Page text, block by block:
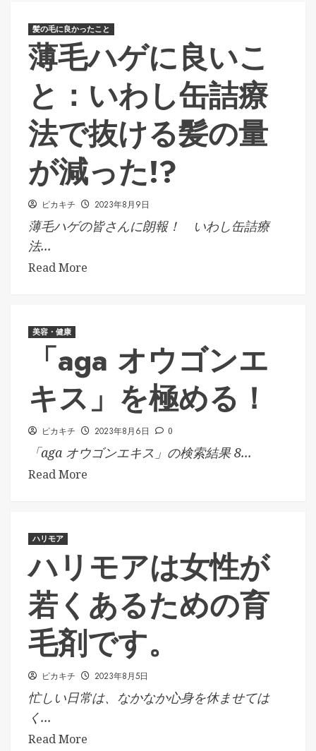
髪の毛に良かったこと
薄毛ハゲに良いこ
と：いわし缶詰療
法で抜ける髪の量
が減った!?
ピカキチ 2023年8月9日
薄毛ハゲの皆さんに朗報！ いわし缶詰療
法...
Read More
美容・健康
「aga オウゴンエ
キス」を極める！
ピカキチ 2023年8月6日 0
「aga オウゴンエキス」の検索結果 8...
Read More
ハリモア
ハリモアは女性が
若くあるための育
毛剤です。
ピカキチ 2023年8月5日
忙しい日常は、なかなか心身を休ませては
く...
Read More